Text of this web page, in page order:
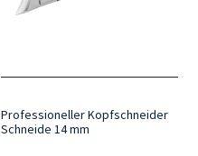
Professioneller Kopfschneider
Schneide 14 mm